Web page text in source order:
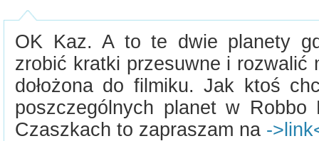
OK Kaz. A to te dwie planety
zrobić kratki przesuwne i rozwalić
dołożona do filmiku. Jak ktoś
poszczególnych planet w
Czaszkach to zapraszam na -